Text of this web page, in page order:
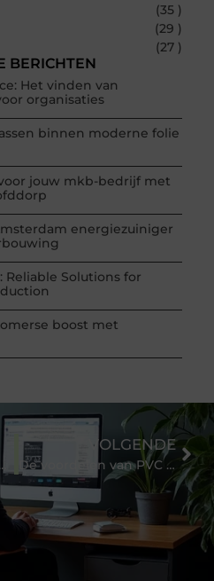
(35 )
(29 )
(27 )
BERICHTEN
Het vinden van
organisaties
binnen moderne folie
jouw mkb-bedrijf met
energiezuiniger
Reliable Solutions for
boost met
De top 3 redenen om een freelance tekstschrijver in te huren
VOLGENDE
De voordelen van PVC vloeren ten opzichte van traditionele materialen.